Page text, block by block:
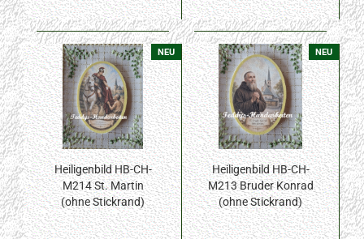
NEU
Heiligenbild HB-CH-
M214 St. Martin
(ohne Stickrand)
50x70mm
NEU
Heiligenbild HB-CH-
M213 Bruder Konrad
(ohne Stickrand)
50x70mm